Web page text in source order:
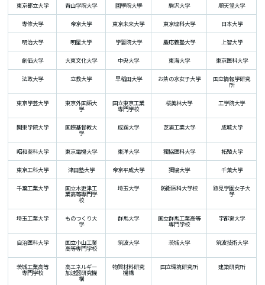
東京都立大学 青山学院大学 國學院大學 駒沢大学 順天堂大学
専修大学 帝京大学 東京未来大学 東京理科大学 日本大学
明治大学 明星大学 学習院大学 慶応義塾大学 上智大学
創価大学 大東文化大学 中央大学 東海大学 東京医科大学
法政大学 立教大学 早稲田大学 お茶の水女子大学 国立情報学研究
所
東京学芸大学 東京外国語大
学
国立東京工業
専門学校
桜美林大学 工学院大学
関東学院大学 国際基督教大
学
成蹊大学 芝浦工業大学 成城大学
昭和薬科大学 東京電機大学 東洋大学 獨協医科大学 拓殖大学
東京工科大学 津田塾大学 帝京平成大学 獨協大学 千葉大学
千葉工業大学 国立木更津工
業高等専門学
校
埼玉大学 防衛医科大学校 跡見学園女子大
学
埼玉工業大学 ものつくり大
学
群馬大学 国立群馬工業高等
専門学校
宇都宮大学
自治医科大学 国立小山工業
高等専門学校
筑波大学 茨城大学 筑波技術大学
茨城工業高等
専門学校
高エネルギー
加速器研究機
構
物質材料研究
機構
国立環境研究所 建築研究所